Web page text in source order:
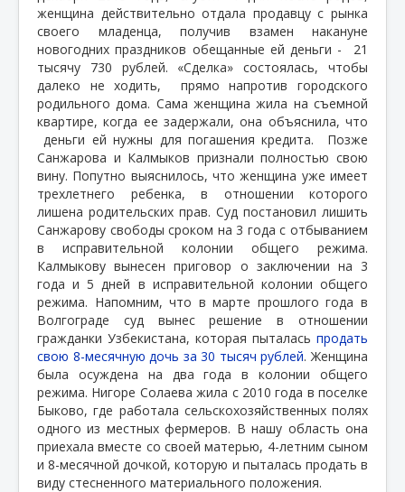
женщина действительно отдала продавцу с рынка
своего младенца, получив взамен накануне
новогодних праздников обещанные ей деньги - 21
тысячу 730 рублей. «Сделка» состоялась, чтобы
далеко не ходить,
прямо напротив городского
родильного дома. Сама женщина жила на съемной
квартире, когда ее задержали, она объяснила, что
деньги ей нужны для погашения кредита.
Позже
Санжарова и Калмыков признали полностью свою
вину. Попутно выяснилось, что женщина уже имеет
трехлетнего ребенка, в отношении которого
лишена родительских прав. Суд постановил лишить
Санжарову свободы сроком на 3 года с отбыванием
в исправительной колонии общего режима.
Калмыкову вынесен приговор о заключении на 3
года и 5 дней в исправительной колонии общего
режима. Напомним, что в марте прошлого года в
Волгограде суд вынес решение в отношении
гражданки Узбекистана, которая пыталась продать
свою 8-месячную дочь за 30 тысяч рублей. Женщина
была осуждена на два года в колонии общего
режима. Нигоре Солаева жила с 2010 года в поселке
Быково, где работала сельскохозяйственных полях
одного из местных фермеров. В нашу область она
приехала вместе со своей матерью, 4-летним сыном
и 8-месячной дочкой, которую и пыталась продать в
виду стесненного материального положения.